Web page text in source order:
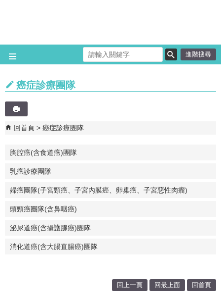
進階搜尋
癌症診療團隊
回首頁 癌症診療團隊
胸腔癌(含食道癌)團隊
乳癌診療團隊
婦癌團隊(子宮頸癌、子宮內膜癌、卵巢癌、子宮惡性肉瘤)
頭頸癌團隊(含鼻咽癌)
泌尿道癌(含攝護腺癌)團隊
消化道癌(含大腸直腸癌)團隊
回上一頁 回最上面 回首頁